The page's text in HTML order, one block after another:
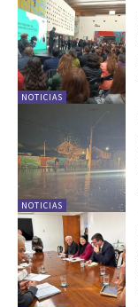
NOTICIAS
NOTICIAS